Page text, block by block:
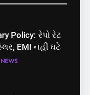
મંદિર આરતી પાસ
સરળ: શરૂ થઈ
જાણો સંપૂર્ણ
Policy: રેપો રેટ
EMI નહીં ઘટે